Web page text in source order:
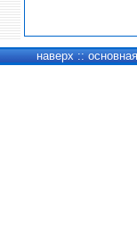
наверх ::основная